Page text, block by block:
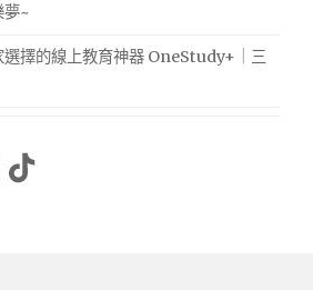
夢~
選擇的線上教育神器 OneStudy+｜三
TikTok